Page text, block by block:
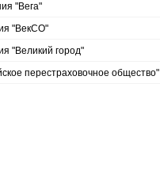
"Вега"
"ВекСО"
"Великий город"
перестраховочное общество"